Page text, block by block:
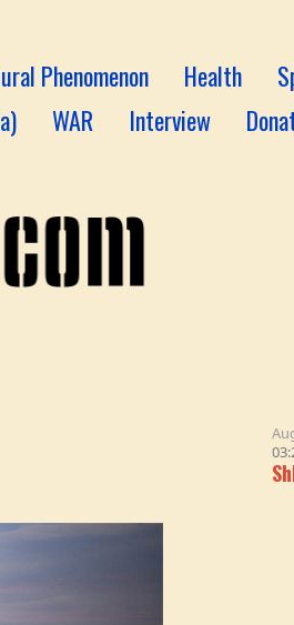
Phenomenon Health
WAR Interview
August 8, 2026